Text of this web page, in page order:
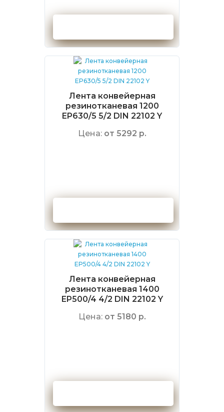
Лента конвейерная
резинотканевая 1200
EP630/5 5/2 DIN 22102 Y
Цена: от 5292 р.
Лента конвейерная
резинотканевая 1400
EP500/4 4/2 DIN 22102 Y
Цена: от 5180 р.